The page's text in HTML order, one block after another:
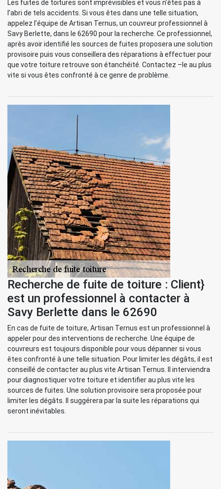
Les fuites de toitures sont imprévisibles et vous n’êtes pas à
l’abri de tels accidents. Si vous êtes dans une telle situation,
appelez l’équipe de Artisan Ternus, un couvreur professionnel à
Savy Berlette, dans le 62690 pour la recherche. Ce professionnel,
après avoir identifié les sources de fuites proposera une solution
provisoire puis vous conseillera des réparations à effectuer pour
que votre toiture retrouve son étanchéité. Contactez –le au plus
vite si vous êtes confronté à ce genre de problème.
Recherche de fuite de toiture : Client}
est un professionnel à contacter à
Savy Berlette dans le 62690
En cas de fuite de toiture, Artisan Ternus est un professionnel à
appeler pour des interventions de recherche. Une équipe de
couvreurs est toujours disponible pour vous dépanner si vous
êtes confronté à une telle situation. Pour limiter les dégâts, il est
conseillé de contacter au plus vite Artisan Ternus. Il interviendra
pour diagnostiquer votre toiture et identifier au plus vite les
sources de fuites. Une solution provisoire sera proposée pour
limiter les dégâts. Il suggérera par la suite les réparations qui
seront inévitables.